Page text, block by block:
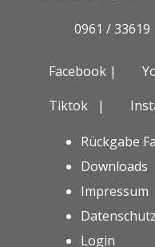
0961 / 33619
Facebook |
Tiktok |
Rückgabe
Downloads
Impressum
Datenschutz
Login